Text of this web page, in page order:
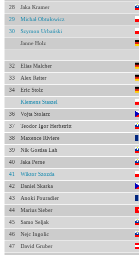
28 Jaka Kramer
29 Michał Obtułowicz
30 Szymon Urbański
Janne Holz
32 Elias Malcher
33 Alex Reiter
34 Eric Stolz
Klemens Staszel
36 Vojta Stolarz
37 Teodor Igor Herbstritt
38 Maxence Riviere
39 Nik Gostisa Lah
40 Jaka Perne
41 Wiktor Szozda
42 Daniel Skarka
43 Anoki Pouradier
44 Marius Sieber
45 Samo Seljak
46 Nejc Ingolic
47 David Gruber